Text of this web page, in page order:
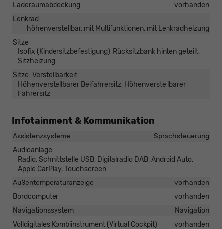
Laderaumabdeckung
vorhanden
Lenkrad
höhenverstellbar, mit Multifunktionen, mit Lenkradheizung
Sitze
Isofix (Kindersitzbefestigung), Rücksitzbank hinten geteilt,
Sitzheizung
Sitze: Verstellbarkeit
Höhenverstellbarer Beifahrersitz, Höhenverstellbarer
Fahrersitz
Infotainment & Kommunikation
Assistenzsysteme
Sprachsteuerung
Audioanlage
Radio, Schnittstelle USB, Digitalradio DAB, Android Auto,
Apple CarPlay, Touchscreen
Außentemperaturanzeige
vorhanden
Bordcomputer
vorhanden
Navigationssystem
Navigation
Volldigitales Kombiinstrument (Virtual Cockpit)
vorhanden